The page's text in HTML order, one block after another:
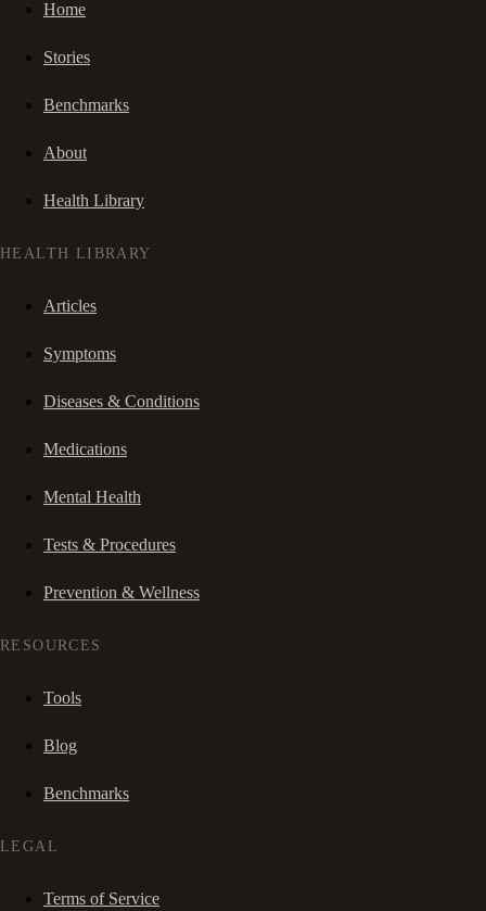
Home
Stories
Benchmarks
About
Health Library
HEALTH LIBRARY
Articles
Symptoms
Diseases & Conditions
Medications
Mental Health
Tests & Procedures
Prevention & Wellness
RESOURCES
Tools
Blog
Benchmarks
LEGAL
Terms of Service